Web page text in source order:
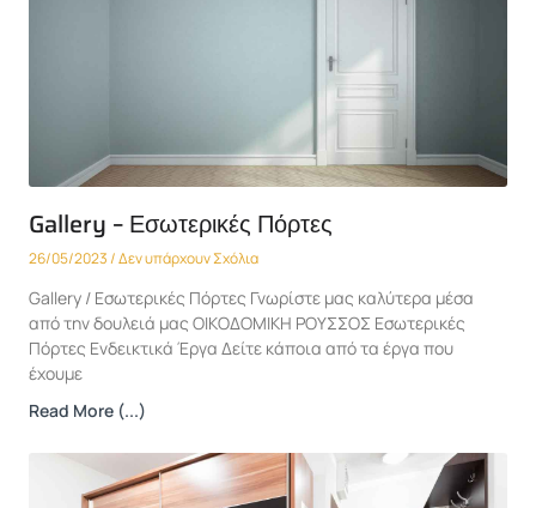
Gallery – Εσωτερικές Πόρτες
26/05/2023 Δεν υπάρχουν Σχόλια
Gallery / Εσωτερικές Πόρτες Γνωρίστε μας καλύτερα μέσα
από την δουλειά μας ΟΙΚΟΔΟΜΙΚΗ ΡΟΥΣΣΟΣ Εσωτερικές
Πόρτες Ενδεικτικά Έργα Δείτε κάποια από τα έργα που
έχουμε
Read More (...)